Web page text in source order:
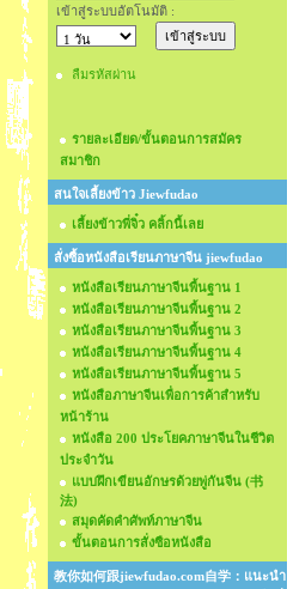
เข้าสู่ระบบอัตโนมัติ :
ลืมรหัสผ่าน
รายละเอียด/ขั้นตอนการสมัคร
สมาชิก
สนใจเลี้ยงข้าว Jiewfudao
เลี้ยงข้าวพี่จิ๋ว คลิ้กนี้เลย
สั่งซื้อหนังสือเรียนภาษาจีน jiewfudao
หนังสือเรียนภาษาจีนพื้นฐาน 1
หนังสือเรียนภาษาจีนพื้นฐาน 2
หนังสือเรียนภาษาจีนพื้นฐาน 3
หนังสือเรียนภาษาจีนพื้นฐาน 4
หนังสือเรียนภาษาจีนพื้นฐาน 5
หนังสือภาษาจีนเพื่อการค้าสำหรับ
หน้าร้าน
หนังสือ 200 ประโยคภาษาจีนในชีวิต
ประจำวัน
แบบฝึกเขียนอักษรด้วยพู่กันจีน (书
法)
สมุดคัดคำศัพท์ภาษาจีน
ขั้นตอนการสั่งซือหนังสือ
教你如何跟jiewfudao.com自学：แนะนำ